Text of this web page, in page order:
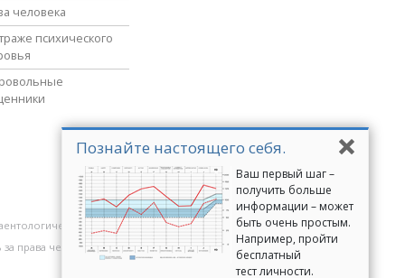
Познайте настоящего себя.
Ваш первый шаг –
получить больше
информации – может
быть очень простым.
Например, пройти
бесплатный
тест личности.
человека
психического
добровольные священники
права человека
Молодёжь за права человека